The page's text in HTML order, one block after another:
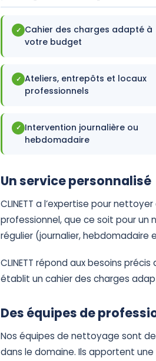
✓ Cahier des charges adapté à
votre budget
✓ Ateliers, entrepôts et locaux
professionnels
✓ Intervention journalière ou
hebdomadaire
Un service personnalisé
CLINETT a l’expertise pour
professionnel, que ce soit pour
régulier (journalier, hebdomadaire
CLINETT répond aux besoins
établit un cahier des charges
Des équipes de
Nos équipes de nettoyage sont
dans le domaine. Ils apportent